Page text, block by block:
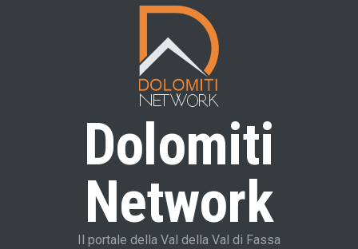
Dolomiti
Network
Il portale della Val della Val di Fassa